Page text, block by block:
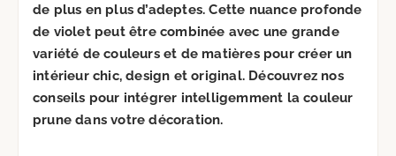
de plus en plus d’adeptes. Cette nuance profonde
de violet peut être combinée avec une grande
variété de couleurs et de matières pour créer un
intérieur chic, design et original. Découvrez nos
conseils pour intégrer intelligemment la couleur
prune dans votre décoration.